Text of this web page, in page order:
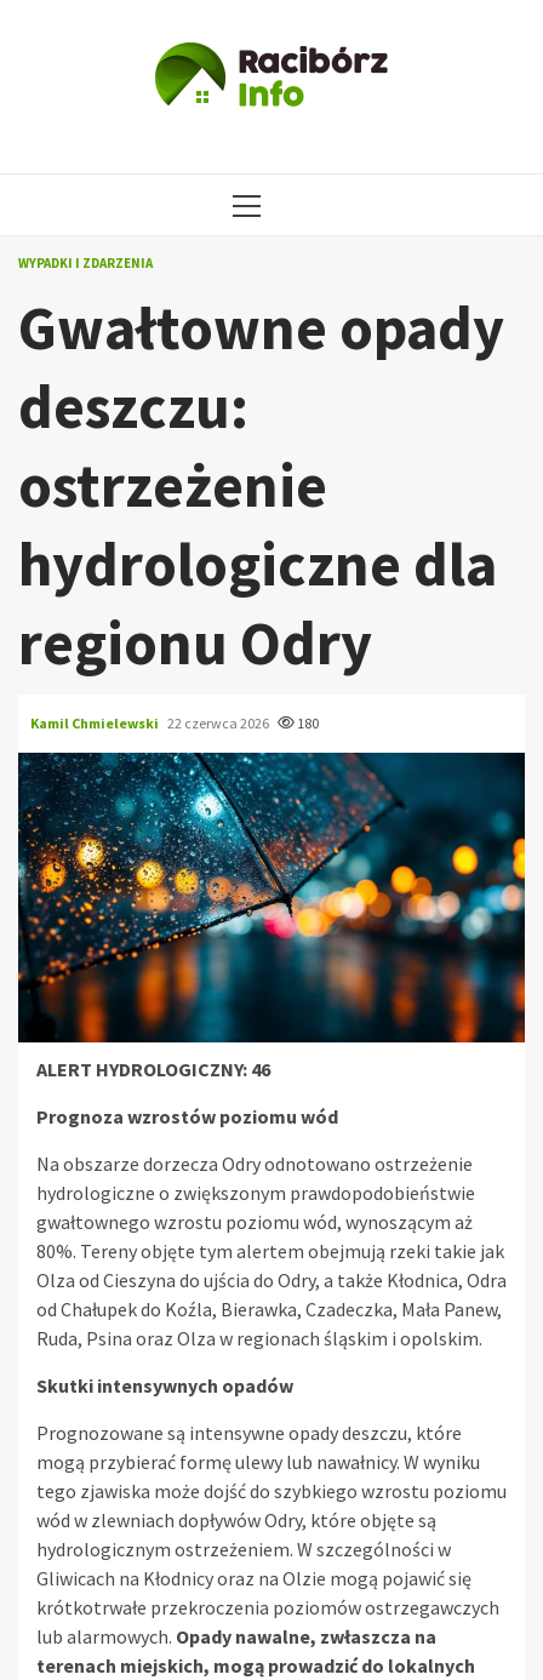
MENU
WYPADKI I ZDARZENIA
Gwałtowne opady
deszczu:
ostrzeżenie
hydrologiczne dla
regionu Odry
Kamil Chmielewski 22 czerwca 2026 180
ALERT HYDROLOGICZNY: 46
Prognoza wzrostów poziomu wód
Na obszarze dorzecza Odry odnotowano ostrzeżenie
hydrologiczne o zwiększonym prawdopodobieństwie
gwałtownego wzrostu poziomu wód, wynoszącym aż
80%. Tereny objęte tym alertem obejmują rzeki takie jak
Olza od Cieszyna do ujścia do Odry, a także Kłodnica, Odra
od Chałupek do Koźla, Bierawka, Czadeczka, Mała Panew,
Ruda, Psina oraz Olza w regionach śląskim i opolskim.
Skutki intensywnych opadów
Prognozowane są intensywne opady deszczu, które
mogą przybierać formę ulewy lub nawałnicy. W wyniku
tego zjawiska może dojść do szybkiego wzrostu poziomu
wód w zlewniach dopływów Odry, które objęte są
hydrologicznym ostrzeżeniem. W szczególności w
Gliwicach na Kłodnicy oraz na Olzie mogą pojawić się
krótkotrwałe przekroczenia poziomów ostrzegawczych
lub alarmowych. Opady nawalne, zwłaszcza na
terenach miejskich, mogą prowadzić do lokalnych